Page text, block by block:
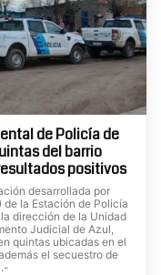
de Policía de
del barrio
positivos
desarrollada por
la Estación de Policía
dirección de la Unidad
Judicial de Azul,
quintas ubicadas en el
el secuestro de